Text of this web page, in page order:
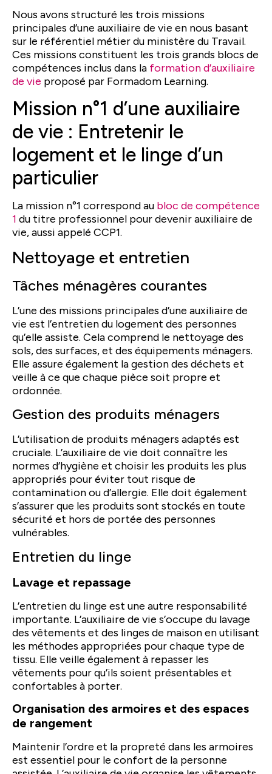
Nous avons structuré les trois missions
principales d’une auxiliaire de vie en nous basant
sur le référentiel métier du ministère du Travail.
Ces missions constituent les trois grands blocs de
compétences inclus dans la formation d’auxiliaire
de vie proposé par Formadom Learning.
Mission n°1 d’une auxiliaire
de vie : Entretenir le
logement et le linge d’un
particulier
La mission n°1 correspond au bloc de compétence
1 du titre professionnel pour devenir auxiliaire de
vie, aussi appelé CCP1.
Nettoyage et entretien
Tâches ménagères courantes
L’une des missions principales d’une auxiliaire de
vie est l’entretien du logement des personnes
qu’elle assiste. Cela comprend le nettoyage des
sols, des surfaces, et des équipements ménagers.
Elle assure également la gestion des déchets et
veille à ce que chaque pièce soit propre et
ordonnée.
Gestion des produits ménagers
L’utilisation de produits ménagers adaptés est
cruciale. L’auxiliaire de vie doit connaître les
normes d’hygiène et choisir les produits les plus
appropriés pour éviter tout risque de
contamination ou d’allergie. Elle doit également
s’assurer que les produits sont stockés en toute
sécurité et hors de portée des personnes
vulnérables.
Entretien du linge
Lavage et repassage
L’entretien du linge est une autre responsabilité
importante. L’auxiliaire de vie s’occupe du lavage
des vêtements et des linges de maison en utilisant
les méthodes appropriées pour chaque type de
tissu. Elle veille également à repasser les
vêtements pour qu’ils soient présentables et
confortables à porter.
Organisation des armoires et des espaces
de rangement
Maintenir l’ordre et la propreté dans les armoires
est essentiel pour le confort de la personne